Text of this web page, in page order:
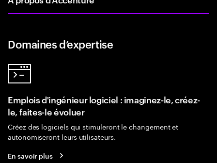
Domaines d’expertise
Emplois d'ingénieur logiciel : imaginez-le, créez-
le, faites-le évoluer
Créez des logiciels qui stimuleront le changement et
autonomiseront leurs utilisateurs.
En savoir plus